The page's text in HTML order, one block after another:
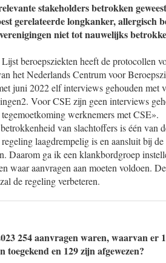
stakeholders betrokken
gerelateerde longkanker, allergisch
niet tot nauwelijks
beroepsziekten heeft de protocollen
het Nederlands Centrum voor
juni 2022 elf interviews gehouden met
Voor CSE zijn geen interviews
werknemers met CSE».
van slachtoffers is één van
laagdrempelig is en aansluit bij
Daarom ga ik een klankbordgroep
waar aanvragen aan moeten voldoen.
de regeling verbeteren.
254 aanvragen waren, waarvan er
toegekend en 129 zijn afgewezen?